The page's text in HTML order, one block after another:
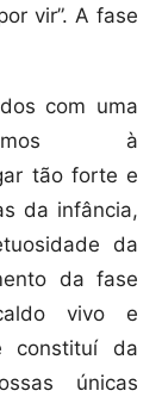
vir”. A fase
com uma
à
tão forte e
da infância,
da
da fase
vivo e
constituí da
únicas